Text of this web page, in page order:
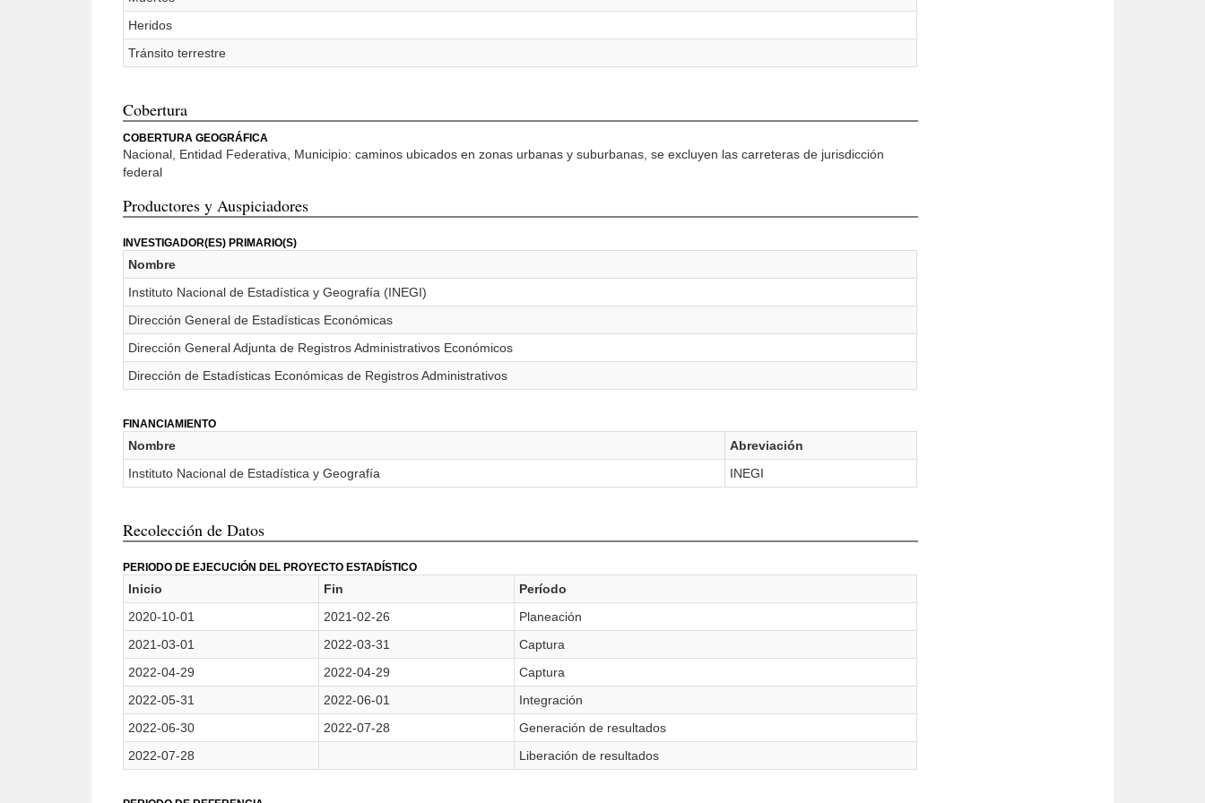
Heridos
Tránsito terrestre
Cobertura
COBERTURA GEOGRÁFICA
Nacional, Entidad Federativa, Municipio: caminos ubicados en zonas urbanas y suburbanas, se excluyen las carreteras de jurisdicción
federal
Productores y Auspiciadores
INVESTIGADOR(ES) PRIMARIO(S)
Nombre
Instituto Nacional de Estadística y Geografía (INEGI)
Dirección General de Estadísticas Económicas
Dirección General Adjunta de Registros Administrativos Económicos
Dirección de Estadísticas Económicas de Registros Administrativos
FINANCIAMIENTO
Nombre
Abreviación
Instituto Nacional de Estadística y Geografía
INEGI
Recolección de Datos
PERIODO DE EJECUCIÓN DEL PROYECTO ESTADÍSTICO
Inicio Fin
Período
2020-10-01
2021-02-26
Planeación
2021-03-01
2022-03-31
Captura
2022-04-29
2022-04-29
Captura
2022-05-31
2022-06-01
Integración
2022-06-30
2022-07-28
Generación de resultados
2022-07-28
Liberación de resultados